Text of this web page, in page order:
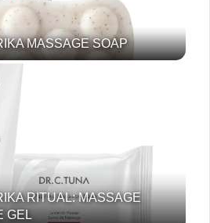
MASSAGE SOAP
RITUAL: MASSAGE
GEL